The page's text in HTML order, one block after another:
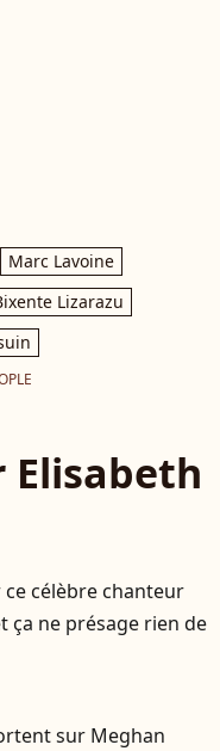
Marc Lavoine
Lizarazu
Elisabeth
célèbre chanteur
ça ne présage rien de
sur Meghan